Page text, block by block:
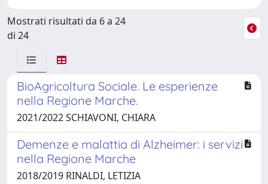
Mostrati risultati da 6 a 24
di 24
BioAgricoltura Sociale. Le esperienze
nella Regione Marche.
2021/2022 SCHIAVONI, CHIARA
Demenze e malattia di Alzheimer: i servizi
nella Regione Marche
2018/2019 RINALDI, LETIZIA